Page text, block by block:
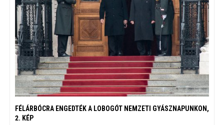
FÉLÁRBÓCRA ENGEDTÉK A LOBOGÓT NEMZETI GYÁSZNAPUNKON,
2. KÉP